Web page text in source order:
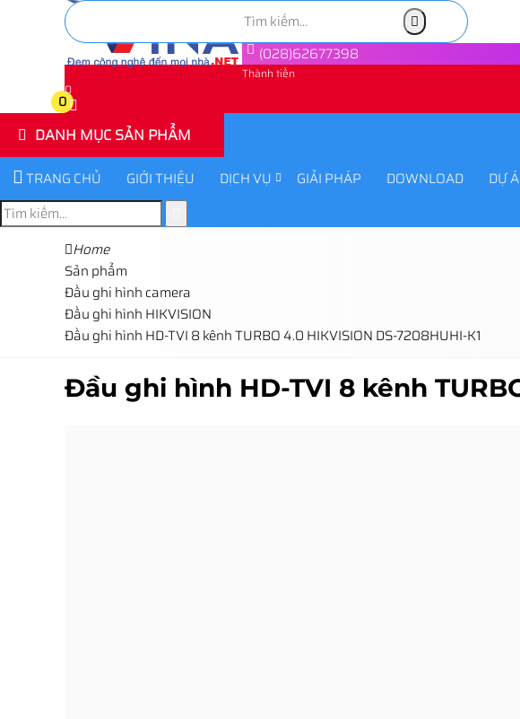
(028)62677398
Thành tiền
0
0
DANH MỤC SẢN PHẨM
TRANG CHỦ GIỚI THIỆU DỊCH VỤ GIẢI PHÁP DOWNLOAD DỰ
Home
Sản phẩm
Đầu ghi hình camera
Đầu ghi hình HIKVISION
Đầu ghi hình HD-TVI 8 kênh TURBO 4.0 HIKVISION DS-7208HUHI-K1
Đầu ghi hình HD-TVI 8 kênh